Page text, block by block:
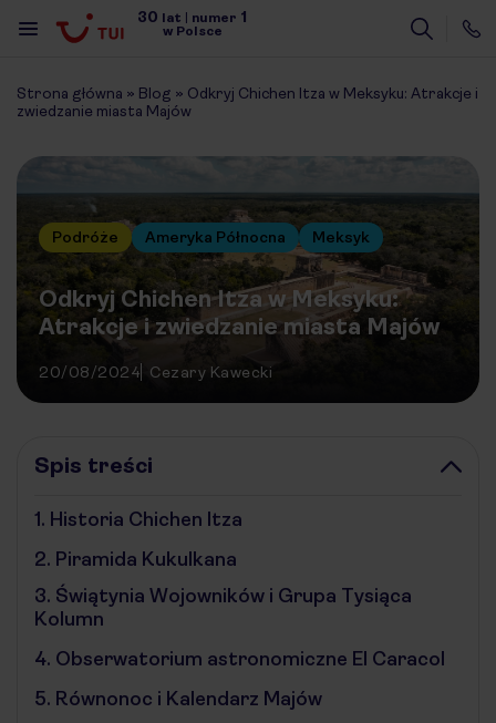
30 lat | numer 1
w Polsce
Strona główna » Blog » Odkryj Chichen Itza w Meksyku: Atrakcje i
zwiedzanie miasta Majów
Podróże Ameryka Północna Meksyk
Odkryj Chichen Itza w Meksyku:
Atrakcje i zwiedzanie miasta Majów
20/08/2024 Cezary Kawecki
Spis treści
1. Historia Chichen Itza
2. Piramida Kukulkana
3. Świątynia Wojowników i Grupa Tysiąca
Kolumn
4. Obserwatorium astronomiczne El Caracol
5. Równonoc i Kalendarz Majów